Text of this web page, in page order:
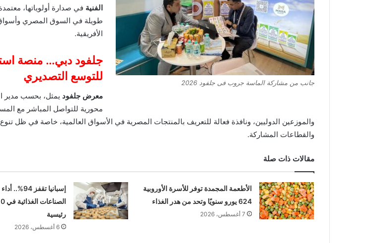
جانب من مشاركة الماسة جروب فى جلفود 2026
الفنية في صدارة أولوياتها،
طويلة في السوق المصري
الأفريقية.
جلفود دبي… منصة
للتوسع التصديري
معرض جلفود يمثل، بحسب مدير
محورية للتواصل المباشر مع
والموزعين الدوليين، ونافذة فعالة للتعريف بالمنتجات المصرية في الأسواق العالمية، خاصة في ظل
والقطاعات المشاركة.
مقالات ذات صلة
الأطعمة المجمدة توفر للأسرة الأوروبية
624 يورو سنويًا وتحد من هدر الغذاء
7 أغسطس، 2026
إسبانيا
رئيسية
6 أغسطس، 2026